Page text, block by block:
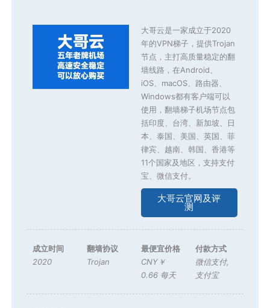
大哥云是一家成立于2020
年的VPN梯子，提供Trojan
节点，主打高质量稳定的翻
墙线路，在Android、
iOS、macOS、路由器、
Windows都有客户端可以
使用，翻墙梯子机场节点包
括印度、台湾、新加坡、日
本、泰国、美国、英国、菲
律宾、越南、韩国、香港等
11个国家及地区，支持支付
宝、微信支付。
大哥云官网及评
测
成立时间
2020
翻墙协议
Trojan
最便宜价格
CNY￥
0.66 每天
付款方式
微信支付,
支付宝